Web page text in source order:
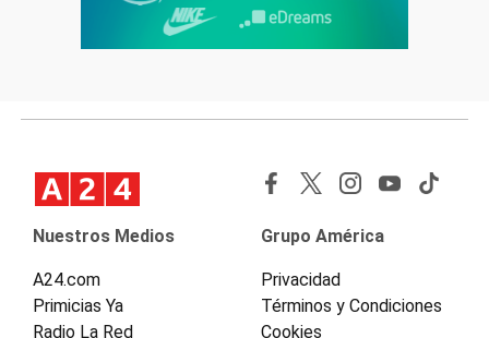
Nuestros Medios
A24.com
Primicias Ya
Radio La Red
Grupo América
Privacidad
Términos y Condiciones
Cookies